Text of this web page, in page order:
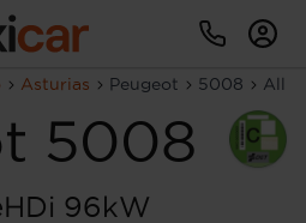
Asturias Peugeot 5008
5008
96kW